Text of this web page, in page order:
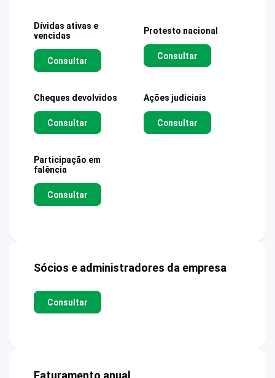
Dívidas ativas e
vencidas
Consultar
Protesto nacional
Consultar
Cheques devolvidos
Consultar
Ações judiciais
Consultar
Participação em
falência
Consultar
Sócios e administradores da empresa
Consultar
Faturamento anual